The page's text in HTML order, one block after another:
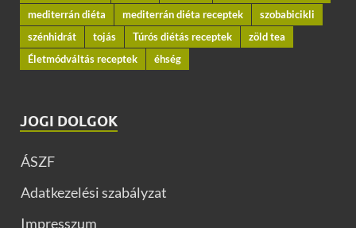
mediterrán diéta
mediterrán diéta receptek
szobabicikli
szénhidrát
tojás Túrós diétás receptek
zöld tea
Életmódváltás receptek
éhség
JOGI DOLGOK
ÁSZF
Adatkezelési szabályzat
Impresszum